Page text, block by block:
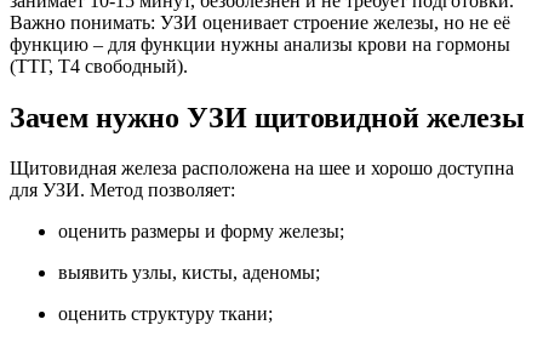
Важно понимать: УЗИ оценивает строение железы, но не её
функцию – для функции нужны анализы крови на гормоны
(ТТГ, Т4 свободный).
Зачем нужно УЗИ щитовидной железы
Щитовидная железа расположена на шее и хорошо доступна
для УЗИ. Метод позволяет:
оценить размеры и форму железы;
выявить узлы, кисты, аденомы;
оценить структуру ткани;